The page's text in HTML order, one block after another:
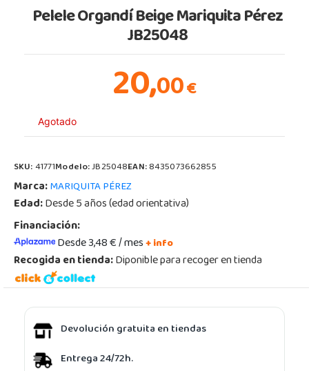
Pelele Organdí Beige Mariquita Pérez
JB25048
20,00€
Agotado
SKU:41771Modelo:JB25048EAN:8435073662855
Marca:MARIQUITA PÉREZ
Edad:Desde 5 años (edad orientativa)
Financiación:
Desde 3,48 € / mes+ info
Recogida en tienda:Diponible para recoger en tienda
Devolución gratuita en tiendas
Entrega 24/72h.